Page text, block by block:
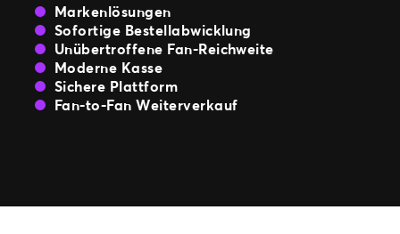
Markenlösungen
Sofortige Bestellabwicklung
Unübertroffene Fan-Reichweite
Moderne Kasse
Sichere Plattform
Fan-to-Fan Weiterverkauf